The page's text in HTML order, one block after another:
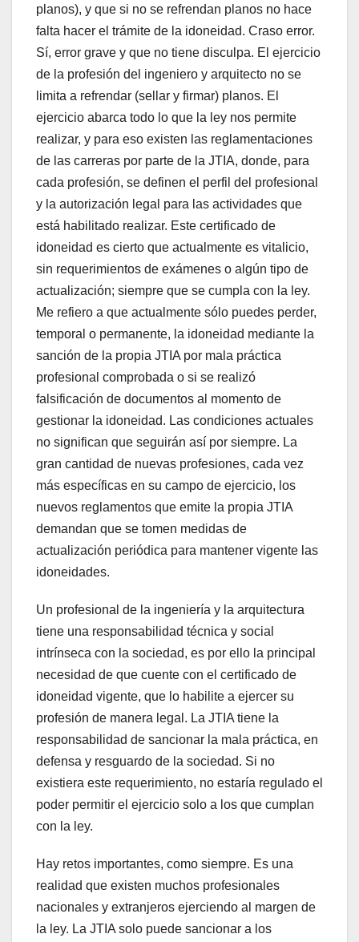
planos), y que si no se refrendan planos no hace
falta hacer el trámite de la idoneidad. Craso error.
Sí, error grave y que no tiene disculpa. El ejercicio
de la profesión del ingeniero y arquitecto no se
limita a refrendar (sellar y firmar) planos. El
ejercicio abarca todo lo que la ley nos permite
realizar, y para eso existen las reglamentaciones
de las carreras por parte de la JTIA, donde, para
cada profesión, se definen el perfil del profesional
y la autorización legal para las actividades que
está habilitado realizar. Este certificado de
idoneidad es cierto que actualmente es vitalicio,
sin requerimientos de exámenes o algún tipo de
actualización; siempre que se cumpla con la ley.
Me refiero a que actualmente sólo puedes perder,
temporal o permanente, la idoneidad mediante la
sanción de la propia JTIA por mala práctica
profesional comprobada o si se realizó
falsificación de documentos al momento de
gestionar la idoneidad. Las condiciones actuales
no significan que seguirán así por siempre. La
gran cantidad de nuevas profesiones, cada vez
más específicas en su campo de ejercicio, los
nuevos reglamentos que emite la propia JTIA
demandan que se tomen medidas de
actualización periódica para mantener vigente las
idoneidades.
Un profesional de la ingeniería y la arquitectura
tiene una responsabilidad técnica y social
intrínseca con la sociedad, es por ello la principal
necesidad de que cuente con el certificado de
idoneidad vigente, que lo habilite a ejercer su
profesión de manera legal. La JTIA tiene la
responsabilidad de sancionar la mala práctica, en
defensa y resguardo de la sociedad. Si no
existiera este requerimiento, no estaría regulado el
poder permitir el ejercicio solo a los que cumplan
con la ley.
Hay retos importantes, como siempre. Es una
realidad que existen muchos profesionales
nacionales y extranjeros ejerciendo al margen de
la ley. La JTIA solo puede sancionar a los